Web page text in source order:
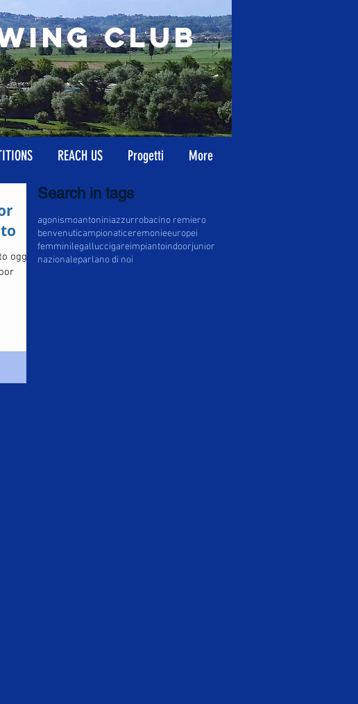
Club
REACH US Progetti More
oggi, a
Search in tags
agonismoantoniniazzurrobacino remiero
benvenuticampionaticeremonieeuropei
femminilegalluccigareimpiantoindoorjunior
nazionaleparlano di noi